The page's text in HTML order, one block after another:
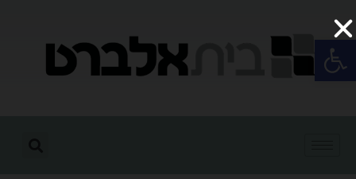
פתח סרגל נגישות